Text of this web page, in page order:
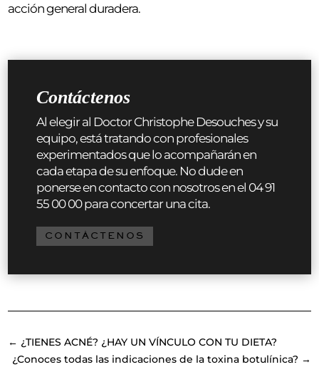
acción general duradera.
Contáctenos
Al elegir al Doctor Christophe Desouches y su
equipo, está tratando con profesionales
experimentados que lo acompañarán en
cada etapa de su enfoque. No dude en
ponerse en contacto con nosotros en el 04 91
55 00 00 para concertar una cita.
CONTÁCTENOS
← ¿TIENES ACNÉ? ¿HAY UN VÍNCULO CON TU DIETA?
¿Conoces todas las indicaciones de la toxina botulínica? →